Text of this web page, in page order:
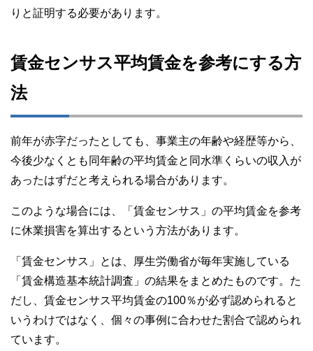
りと証明する必要があります。
賃金センサス平均賃金を参考にする方
法
前年が赤字だったとしても、事業主の年齢や経歴等から、
今後少なくとも同年齢の平均賃金と同水準くらいの収入が
あったはずだと考えられる場合があります。
このような場合には、「賃金センサス」の平均賃金を参考
に休業損害を算出するという方法があります。
「賃金センサス」とは、厚生労働省が毎年実施している
「賃金構造基本統計調査」の結果をまとめたものです。た
だし、賃金センサス平均賃金の100％が必ず認められると
いうわけではなく、個々の事例に合わせた割合で認められ
ています。